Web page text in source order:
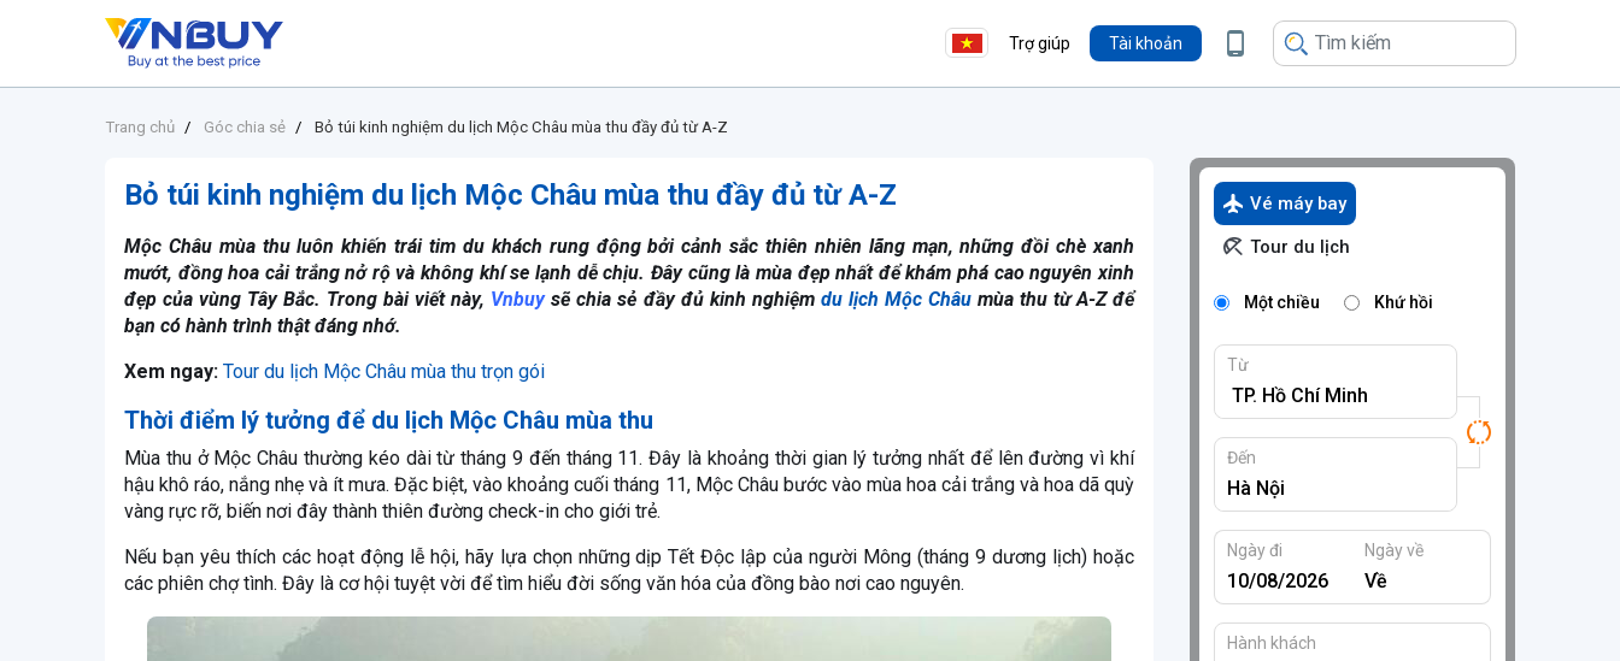
Trợ giúp Tài khoản
Trang chủ Góc chia sẻ Bỏ túi kinh nghiệm du lịch Mộc Châu mùa thu đầy đủ từ A-Z
Bỏ túi kinh nghiệm du lịch Mộc Châu mùa thu đầy đủ từ A-Z
Mộc Châu mùa thu luôn khiến trái tim du khách rung động bởi cảnh sắc thiên nhiên lãng mạn, những đồi chè xanh
mướt, đồng hoa cải trắng nở rộ và không khí se lạnh dễ chịu. Đây cũng là mùa đẹp nhất để khám phá cao nguyên xinh
đẹp của vùng Tây Bắc. Trong bài viết này, Vnbuysẽ chia sẻ đầy đủ kinh nghiệm du lịch Mộc Châumùa thu từ A-Z để
bạn có hành trình thật đáng nhớ.
Xem ngay: Tour du lịch Mộc Châu mùa thu trọn gói
Thời điểm lý tưởng để du lịch Mộc Châu mùa thu
Mùa thu ở Mộc Châu thường kéo dài từ tháng 9 đến tháng 11. Đây là khoảng thời gian lý tưởng nhất để lên đường vì khí
hậu khô ráo, nắng nhẹ và ít mưa. Đặc biệt, vào khoảng cuối tháng 11, Mộc Châu bước vào mùa hoa cải trắng và hoa dã quỳ
vàng rực rỡ, biến nơi đây thành thiên đường check-in cho giới trẻ.
Nếu bạn yêu thích các hoạt động lễ hội, hãy lựa chọn những dịp Tết Độc lập của người Mông (tháng 9 dương lịch) hoặc
các phiên chợ tình. Đây là cơ hội tuyệt vời để tìm hiểu đời sống văn hóa của đồng bào nơi cao nguyên.
Vé máy bay
Tour du lịch
Một chiều Khứ hồi
Từ
Đến
Ngày đi Ngày về
Hành khách